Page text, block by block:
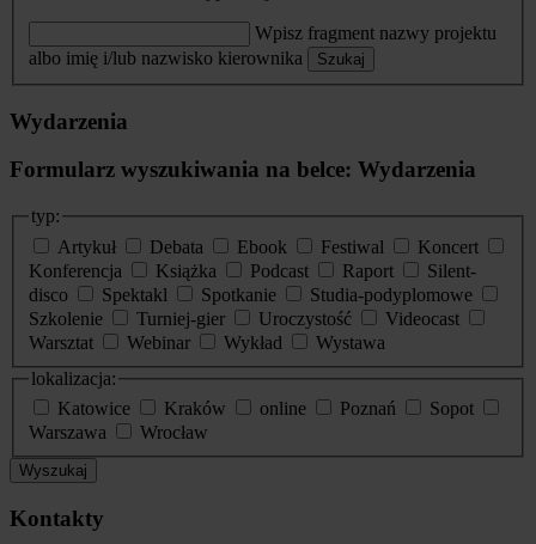
Wpisz fragment nazwy projektu
albo imię i/lub nazwisko kierownika
Szukaj
Wydarzenia
Formularz wyszukiwania na belce: Wydarzenia
typ:
Artykuł
Debata Ebook Festiwal
Koncert
Konferencja
Książka Podcast Raport
Silent-
disco
Spektakl Spotkanie
Studia-podyplomowe
Szkolenie
Turniej-gier Uroczystość
Videocast
Warsztat
Webinar Wykład
Wystawa
lokalizacja:
Katowice
Kraków online Poznań
Sopot
Warszawa
Wrocław
Wyszukaj
Kontakty